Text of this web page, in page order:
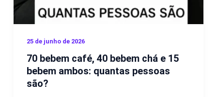
25 de junho de 2026
70 bebem café, 40 bebem chá e 15
bebem ambos: quantas pessoas
são?